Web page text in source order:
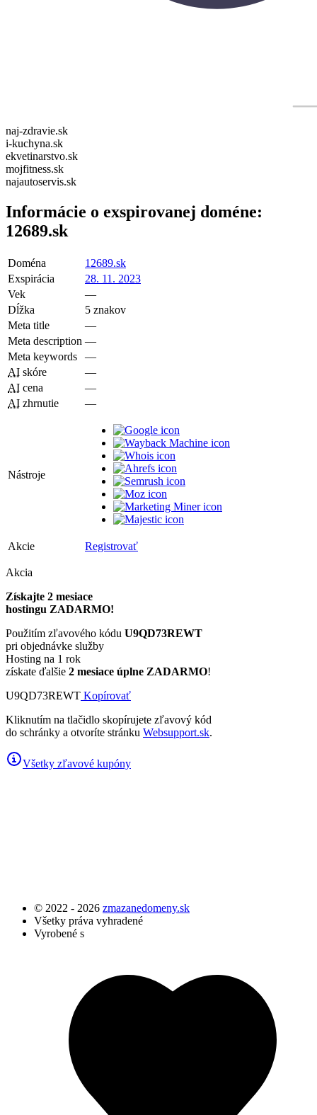
naj-zdravie.sk
i-kuchyna.sk
ekvetinarstvo.sk
mojfitness.sk
najautoservis.sk
Informácie o exspirovanej doméne:
12689.sk
Doména
12689.sk
Exspirácia
28. 11. 2023
Vek
—
Dĺžka
5 znakov
Meta title
—
Meta description —
Meta keywords
—
AI skóre
—
AI cena
—
AI zhrnutie —
Nástroje
Akcie Registrovať
Akcia
Získajte 2 mesiace
hostingu ZADARMO!
Použitím zľavového kódu U9QD73REWT
pri objednávke služby
Hosting na 1 rok
získate ďalšie 2 mesiace úplne ZADARMO!
U9QD73REWT Kopírovať
Kliknutím na tlačidlo skopírujete zľavový kód
do schránky a otvoríte stránku Websupport.sk.
Všetky zľavové kupóny
© 2022 - 2026 zmazanedomeny.sk
Všetky práva vyhradené
Vyrobené s